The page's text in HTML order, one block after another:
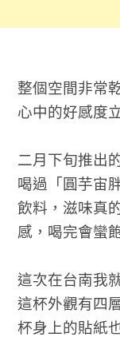
整個空間非常
心中的好感度
二月下旬推出
喝過「圓芋宙
飲料，滋味真
感，喝完會蠻
這次在台南我
這杯外觀有四
杯身上的貼紙